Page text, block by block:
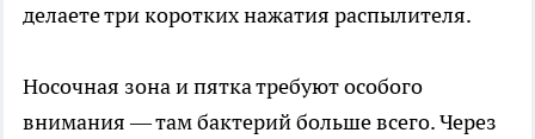
делаете три коротких нажатия распылителя.
Носочная зона и пятка требуют особого
внимания — там бактерий больше всего. Через